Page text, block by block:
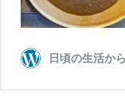
日頃の生活か